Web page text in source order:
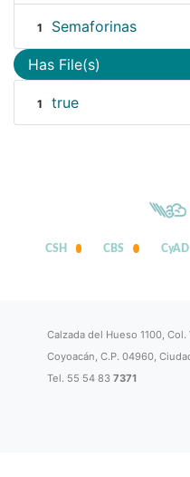
1 Semaforinas
Has File(s)
1 true
CSH CBS CyAD
Calzada del Hueso 1100,
Coyoacán, C.P. 04960,
Tel. 55 54 837371